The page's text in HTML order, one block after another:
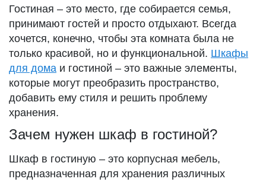
Гостиная – это место, где собирается семья,
принимают гостей и просто отдыхают. Всегда
хочется, конечно, чтобы эта комната была не
только красивой, но и функциональной. Шкафы
для дома и гостиной – это важные элементы,
которые могут преобразить пространство,
добавить ему стиля и решить проблему
хранения.
Зачем нужен шкаф в гостиной?
Шкаф в гостиную – это корпусная мебель,
предназначенная для хранения различных